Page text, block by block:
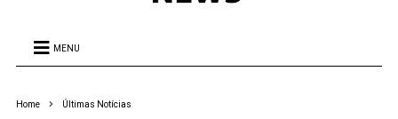
MENU
Home Últimas Notícias